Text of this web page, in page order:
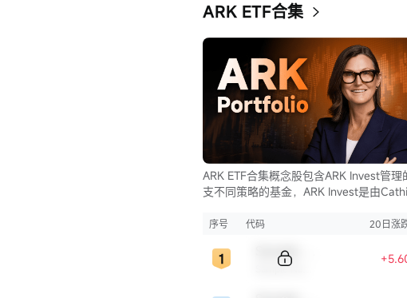
ARK ETF合集
ARK ETF合集概念股包含ARK Invest管理
支不同策略的基金，ARK Invest是由
序号 代码 20日涨